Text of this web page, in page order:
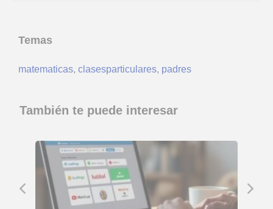
Temas
matematicas, clasesparticulares, padres
También te puede interesar